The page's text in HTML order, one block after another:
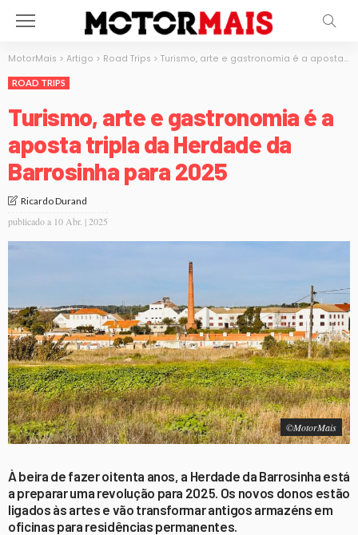
MotorMais > Artigo > Road Trips > Turismo, arte e gastronomia é a aposta tripla da Herdade da Barrosinha para 2025
ROAD TRIPS
Turismo, arte e gastronomia é a
aposta tripla da Herdade da
Barrosinha para 2025
Ricardo Durand
publicado a 10 Abr. | 2025
©MotorMais
À beira de fazer oitenta anos, a Herdade da Barrosinha está
a preparar uma revolução para 2025. Os novos donos estão
ligados às artes e vão transformar antigos armazéns em
oficinas para residências permanentes.